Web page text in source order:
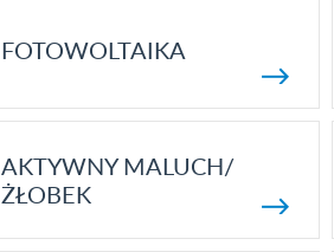
FOTOWOLTAIKA
AKTYWNY MALUCH/
ŻŁOBEK